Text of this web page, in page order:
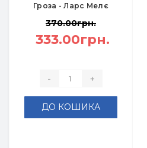
Гроза - Ларс Мелє
370.00грн.
333.00грн.
- +
ДО КОШИКА